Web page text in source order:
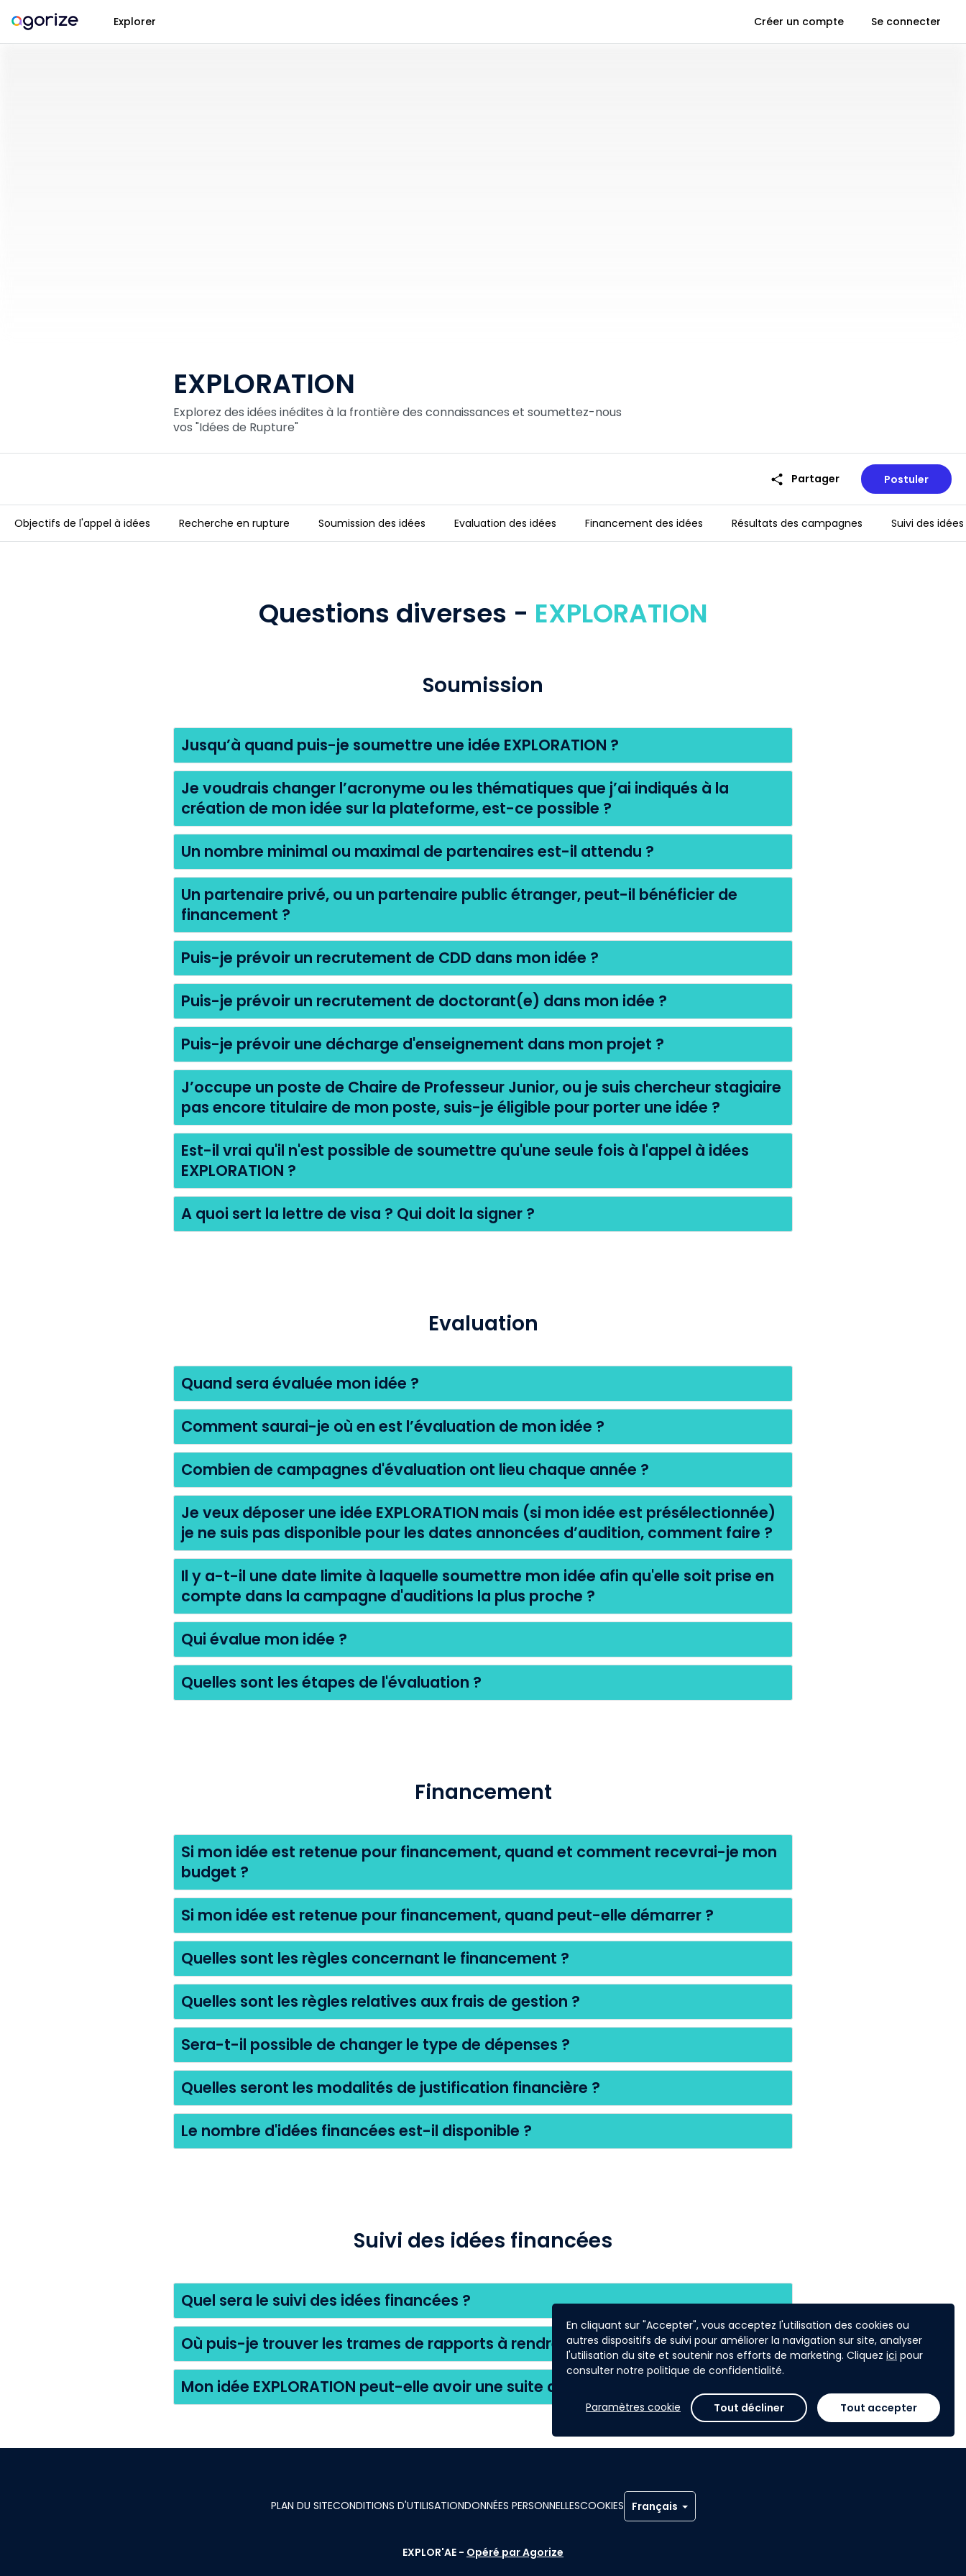
En cliquant sur "Accepter", vous acceptez l'utilisation des cookies ou
autres dispositifs de suivi pour améliorer la navigation sur site, analyser
l'utilisation du site et soutenir nos efforts de marketing. Cliquez ici pour
consulter notre politique de confidentialité.
Paramètres cookie Tout décliner Tout accepter
EXPLOR'AE Explorer Créer un compte Se connecter
EXPLORATION
Explorez des idées inédites à la frontière des connaissances et soumettez-nous
vos "Idées de Rupture"
share Partager
EXPLORATION
Postuler
Objectifs de l'appel à idées Recherche en rupture Soumission des idées Evaluation des idées Financement des idées Résultats des campagnes Suivi des
Questions diverses - EXPLORATION
Soumission
Jusqu’à quand puis-je soumettre une idée EXPLORATION ?
Je voudrais changer l’acronyme ou les thématiques que j’ai indiqués à la
création de mon idée sur la plateforme, est-ce possible ?
Un nombre minimal ou maximal de partenaires est-il attendu ?
Un partenaire privé, ou un partenaire public étranger, peut-il bénéficier de
financement ?
Puis-je prévoir un recrutement de CDD dans mon idée ?
Puis-je prévoir un recrutement de doctorant(e) dans mon idée ?
Puis-je prévoir une décharge d'enseignement dans mon projet ?
J’occupe un poste de Chaire de Professeur Junior, ou je suis chercheur stagiaire
pas encore titulaire de mon poste, suis-je éligible pour porter une idée ?
Est-il vrai qu'il n'est possible de soumettre qu'une seule fois à l'appel à idées
EXPLORATION ?
A quoi sert la lettre de visa ? Qui doit la signer ?
Evaluation
Quand sera évaluée mon idée ?
Comment saurai-je où en est l’évaluation de mon idée ?
Combien de campagnes d'évaluation ont lieu chaque année ?
Je veux déposer une idée EXPLORATION mais (si mon idée est présélectionnée)
je ne suis pas disponible pour les dates annoncées d’audition, comment faire ?
Il y a-t-il une date limite à laquelle soumettre mon idée afin qu'elle soit prise en
compte dans la campagne d'auditions la plus proche ?
Qui évalue mon idée ?
Quelles sont les étapes de l'évaluation ?
Financement
Si mon idée est retenue pour financement, quand et comment recevrai-je mon
budget ?
Si mon idée est retenue pour financement, quand peut-elle démarrer ?
Quelles sont les règles concernant le financement ?
Quelles sont les règles relatives aux frais de gestion ?
Sera-t-il possible de changer le type de dépenses ?
Quelles seront les modalités de justification financière ?
Le nombre d'idées financées est-il disponible ?
Suivi des idées financées
Quel sera le suivi des idées financées ?
Où puis-je trouver les trames de rapports à rendre ?
Mon idée EXPLORATION peut-elle avoir une suite dans EXPLOR'AE ?
PLAN DU SITECONDITIONS D'UTILISATIONDONNÉES PERSONNELLESCOOKIES Français
EXPLOR'AE - Opéré par Agorize